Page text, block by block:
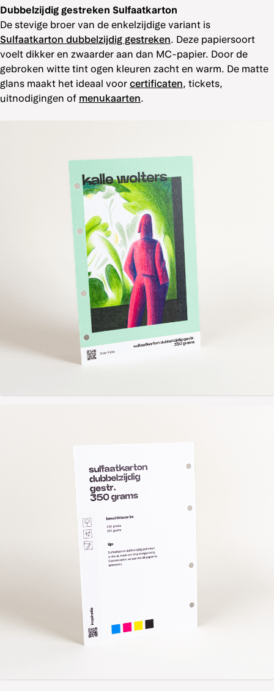
Dubbelzijdig gestreken Sulfaatkarton
De stevige broer van de enkelzijdige variant is
Sulfaatkarton dubbelzijdig gestreken. Deze papiersoort
voelt dikker en zwaarder aan dan MC-papier. Door de
gebroken witte tint ogen kleuren zacht en warm. De matte
glans maakt het ideaal voor certificaten, tickets,
uitnodigingen of menukaarten.